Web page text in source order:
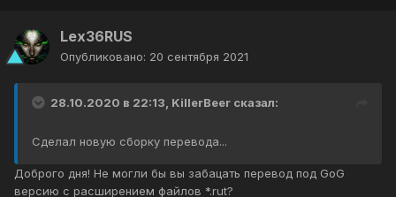
Lex36RUS
Опубликовано: 20 сентября 2021
28.10.2020 в 22:13, KillerBeer сказал:
Сделал новую сборку перевода...
Доброго дня! Не могли бы вы забацать перевод под GoG
версию с расширением файлов *.rut?